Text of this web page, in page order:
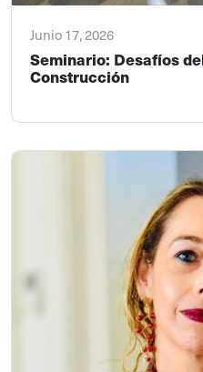
Junio 17, 2026
Seminario: Desafíos
Construcción